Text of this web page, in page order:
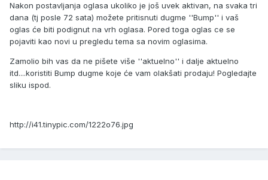
Nakon postavljanja oglasa ukoliko je još uvek aktivan, na svaka tri
dana (tj posle 72 sata) možete pritisnuti dugme ''Bump'' i vaš
oglas će biti podignut na vrh oglasa. Pored toga oglas ce se
pojaviti kao novi u pregledu tema sa novim oglasima.
Zamolio bih vas da ne pišete više ''aktuelno'' i dalje aktuelno
itd....koristiti Bump dugme koje će vam olakšati prodaju! Pogledajte
sliku ispod.
http://i41.tinypic.com/1222o76.jpg